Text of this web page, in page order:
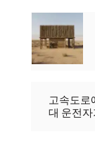
고속도로
대 운전